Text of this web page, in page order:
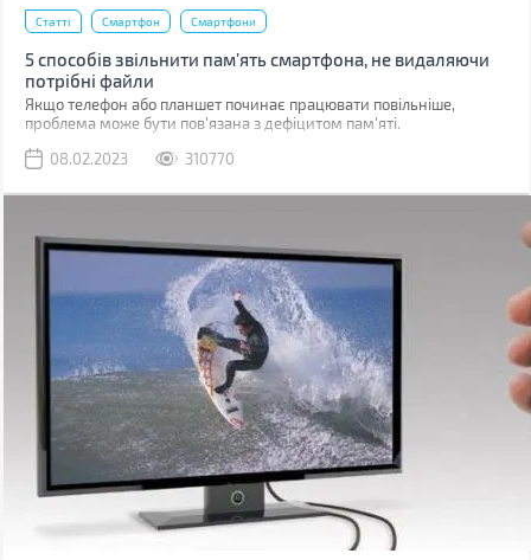
Статті Смартфон Смартфони
5 способів звільнити пам’ять смартфона, не видаляючи
потрібні файли
Якщо телефон або планшет починає працювати повільніше,
проблема може бути пов'язана з дефіцитом пам'яті.
08.02.2023
310770